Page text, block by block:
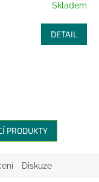
Skladem
DETAIL
PRODUKTY
Diskuze